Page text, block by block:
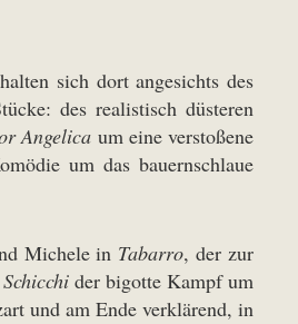
sich dort angesichts des
des realistisch düsteren
Angelica um eine verstoßene
um das bauernschlaue
Michele in Tabarro, der zur
der bigotte Kampf um
und am Ende verklärend, in